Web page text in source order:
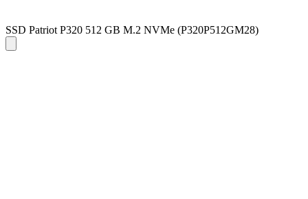
SSD Patriot P320 512 GB M.2 NVMe (P320P512GM28)